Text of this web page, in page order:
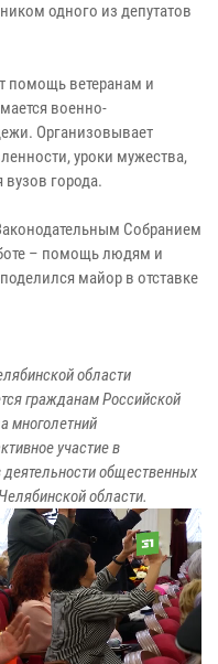
одного из депутатов
помощь ветеранам и
военно-
Организовывает
уроки мужества,
города.
Собранием
– помощь людям и
майор в отставке
области
гражданам Российской
многолетний
участие в
общественных
области.